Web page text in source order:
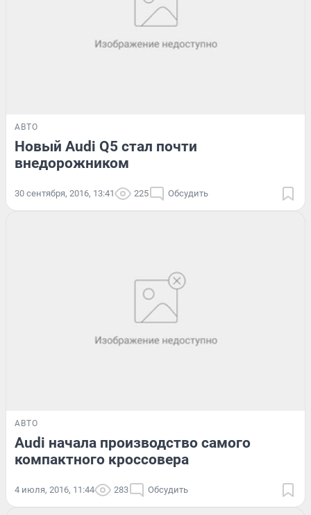
АВТО
Новый Audi Q5 стал почти
внедорожником
30 сентября, 2016, 13:41 225 Обсудить
АВТО
Audi начала производство самого
компактного кроссовера
4 июля, 2016, 11:44 283 Обсудить